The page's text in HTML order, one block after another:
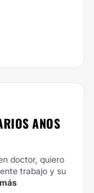
ANOS
doctor, quiero
trabajo y su